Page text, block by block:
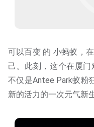
可以百变 的 小蚂蚁，
不仅是Antee Park蚁粉